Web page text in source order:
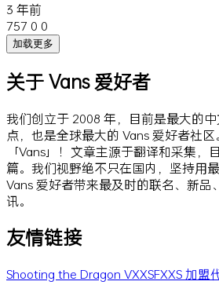
3 年前
757 0 0
加载更多
关于 Vans 爱好者
我们创立于 2008 年，目前是最大的
点，也是全球最大的 Vans 爱好者社
「Vans」！文章主源于翻译和采集，
篇。我们视野绝不只在国内，坚持用
Vans 爱好者带来最及时的联名、新品
讯。
友情链接
Shooting the Dragon VXXSFXXS加盟